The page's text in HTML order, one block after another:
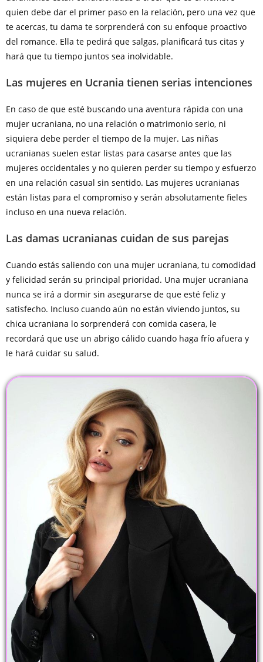
quien debe dar el primer paso en la relación, pero una vez que
te acercas, tu dama te sorprenderá con su enfoque proactivo
del romance. Ella te pedirá que salgas, planificará tus citas y
hará que tu tiempo juntos sea inolvidable.
Las mujeres en Ucrania tienen serias intenciones
En caso de que esté buscando una aventura rápida con una
mujer ucraniana, no una relación o matrimonio serio, ni
siquiera debe perder el tiempo de la mujer. Las niñas
ucranianas suelen estar listas para casarse antes que las
mujeres occidentales y no quieren perder su tiempo y esfuerzo
en una relación casual sin sentido. Las mujeres ucranianas
están listas para el compromiso y serán absolutamente fieles
incluso en una nueva relación.
Las damas ucranianas cuidan de sus parejas
Cuando estás saliendo con una mujer ucraniana, tu comodidad
y felicidad serán su principal prioridad. Una mujer ucraniana
nunca se irá a dormir sin asegurarse de que esté feliz y
satisfecho. Incluso cuando aún no están viviendo juntos, su
chica ucraniana lo sorprenderá con comida casera, le
recordará que use un abrigo cálido cuando haga frío afuera y
le hará cuidar su salud.